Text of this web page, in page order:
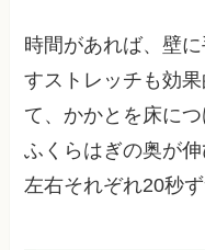
時間があれば、壁
すストレッチも効
て、かかとを床に
ふくらはぎの奥が
左右それぞれ20秒